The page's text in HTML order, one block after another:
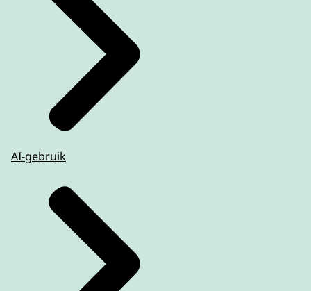
AI-gebruik